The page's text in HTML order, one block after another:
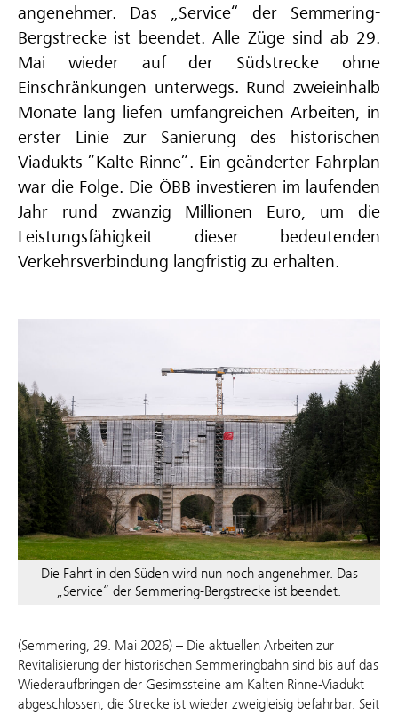
angenehmer. Das „Service“ der Semmering-
Bergstrecke ist beendet. Alle Züge sind ab 29.
Mai wieder auf der Südstrecke ohne
Einschränkungen unterwegs. Rund zweieinhalb
Monate lang liefen umfangreichen Arbeiten, in
erster Linie zur Sanierung des historischen
Viadukts ”Kalte Rinne”. Ein geänderter Fahrplan
war die Folge. Die ÖBB investieren im laufenden
Jahr rund zwanzig Millionen Euro, um die
Leistungsfähigkeit dieser bedeutenden
Verkehrsverbindung langfristig zu erhalten.
Die Fahrt in den Süden wird nun noch angenehmer. Das
„Service“ der Semmering-Bergstrecke ist beendet.
(Semmering, 29. Mai 2026) – Die aktuellen Arbeiten zur
Revitalisierung der historischen Semmeringbahn sind bis auf das
Wiederaufbringen der Gesimssteine am Kalten Rinne-Viadukt
abgeschlossen, die Strecke ist wieder zweigleisig befahrbar. Seit